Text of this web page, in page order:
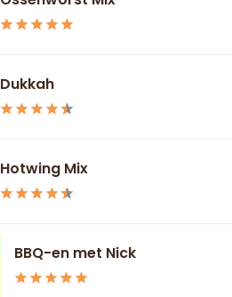
Dukkah
Hotwing Mix
BBQ-en met Nick